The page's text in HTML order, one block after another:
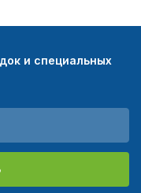
и специальных